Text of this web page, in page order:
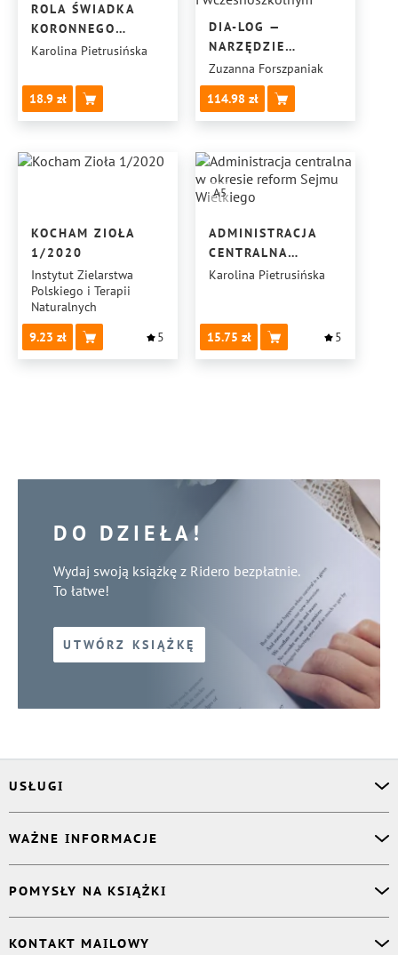
ROLA ŚWIADKA
KORONNEGO
W ZWALCZANIU
ZORGANIZOWANEJ
Karolina Pietrusińska
18.9
DIA-LOG —
NARZĘDZIE
DO WSTĘPNEGO
BADANIA MOWY
DZIECI W WIEKU
ZERÓWKOWYM
Zuzanna Forszpaniak
114.98
KOCHAM ZIOŁA
1/2020
Instytut Zielarstwa
Polskiego i Terapii
Naturalnych
9.23
5
A5
ADMINISTRACJA
CENTRALNA
W OKRESIE
Karolina Pietrusińska
15.75 5
DO DZIEŁA!
Wydaj swoją książkę z Ridero bezpłatnie.
To łatwe!
UTWÓRZ KSIĄŻKĘ
USŁUGI
Korektor
Projektant okładki
Druk Twojej książki
Publikacja
WAŻNE INFORMACJE
Książki Ridero
Pomoc
Polityka prywatności
POMYSŁY NA KSIĄŻKI
KONTAKT MAILOWY